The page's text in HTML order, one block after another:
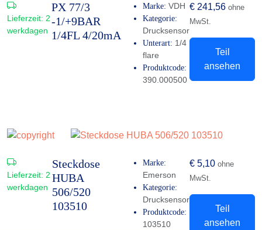
Lieferzeit: 2
werkdagen
PX 77/3
-1/+9BAR
1/4FL 4/20mA
Marke: VDH
Kategorie:
Drucksensor
Unterart: 1/4
flare
Produktcode:
390.000500
€ 241,56 ohne
MwSt.
Teil
ansehen
Lieferzeit: 2
werkdagen
Steckdose
HUBA
506/520
103510
Marke:
Emerson
Kategorie:
Drucksensor
Produktcode:
103510
€ 5,10 ohne
MwSt.
Teil
ansehen